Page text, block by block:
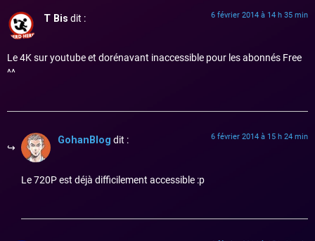
T Bis dit : 6 février 2014 à 14 h 35 min
Le 4K sur youtube et dorénavant inaccessible pour les abonnés Free
^^
GohanBlog dit : 6 février 2014 à 15 h 24 min
Le 720P est déjà difficilement accessible :p